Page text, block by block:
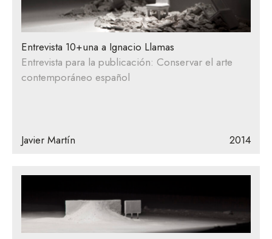
Entrevista 10+una a Ignacio Llamas
Entrevista para la publicación: Conservar el arte
contemporáneo español
Javier Martín 2014